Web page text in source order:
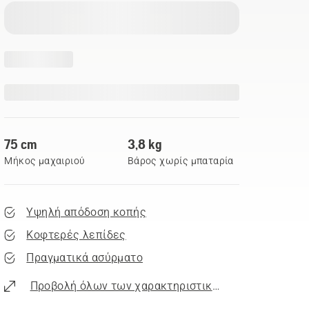
75 cm
Μήκος μαχαιριού
3,8 kg
Βάρος χωρίς μπαταρία
Υψηλή απόδοση κοπής
Κοφτερές λεπίδες
Πραγματικά ασύρματο
Προβολή όλων των χαρακτηριστικών